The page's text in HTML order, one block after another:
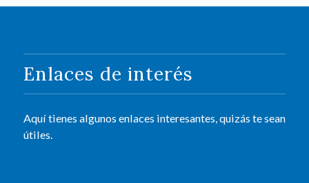
Enlaces de interés
Aquí tienes algunos enlaces interesantes, quizás te sean
útiles.